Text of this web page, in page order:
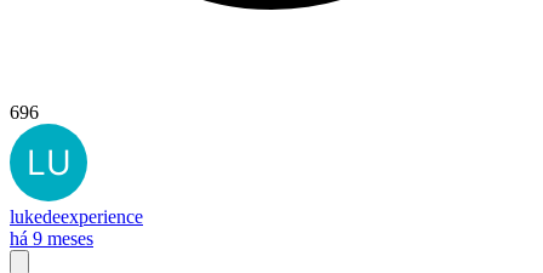
696
lukedeexperience
há 9 meses